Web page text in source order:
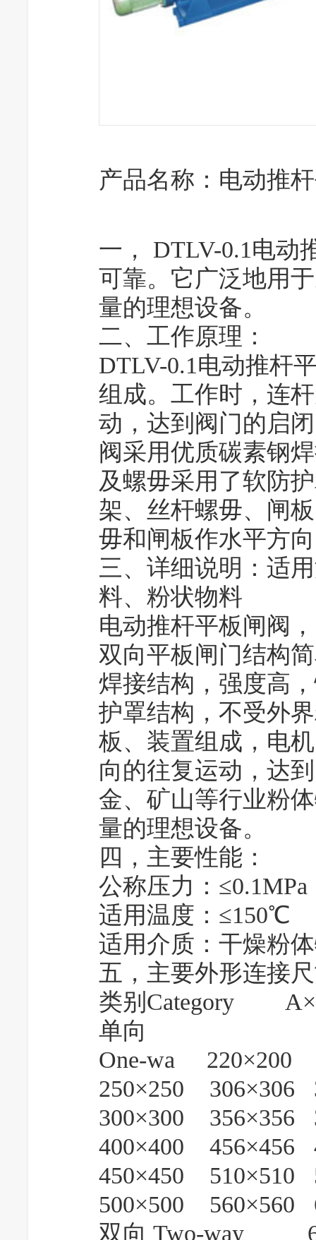
产品名称： 电动推
一， DTLV-0.1电动
可靠。它广泛地用
量的理想设备。
二、工作原理：
DTLV-0.1电动推杆
组成。工作时，连
动，达到阀门的启
阀采用优质碳素钢
及螺毋采用了软防
架、丝杆螺毋、闸
毋和闸板作水平方
三、详细说明：适
料、粉状物料
电动推杆平板闸阀
双向平板闸门结构
焊接结构，强度高
护罩结构，不受外
板、装置组成，电
向的往复运动，达
金、矿山等行业粉
量的理想设备。
四，主要性能：
公称压力：≤0.1MPa
适用温度：≤150℃
适用介质：干燥粉
五，主要外形连接
类别
单向
One-wa 220×200
250×250
300×300 356×356
400×400 456×456
450×450 510×510
500×500 560×560
双向 Two-way